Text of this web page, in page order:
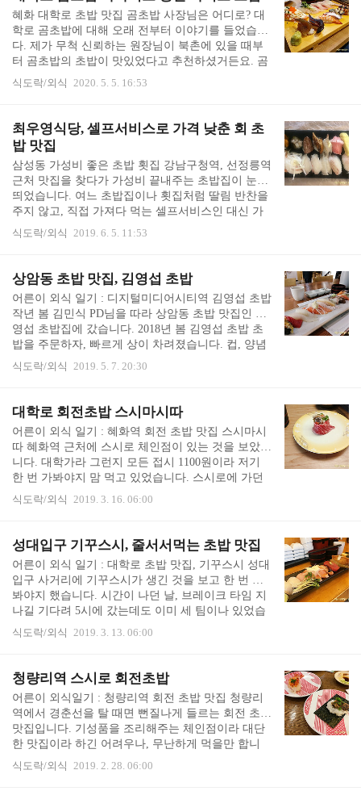
포장을 해 가고 있었습니다. 정말로 많은 손님들이
찾는 초밥 맛집인가 봅니다. 이 때는 잘 찾아왔다는
생각이 들었습니다. 테이블 위에는 접시, 종지, 물컵,
간장, 숟가락, 젓가락, 휴지, 병따개, 물티슈 등이 깔
끔히 놓여져 있었습니다. 자리에 앉자 곧 물병을 가
져다 주셨습니다. 주문 후 빠르게 샐러..
혜화 대학로 초밥 맛집 곰초밥 사장님은 어디로? 대
학로 곰초밥에 대해 오래 전부터 이야기를 들었습니
다. 제가 무척 신뢰하는 원장님이 북촌에 있을 때부
터 곰초밥의 초밥이 맛있었다고 추천하셨거든요. 곰
초밥 위치를 보니 마로니에 공원과 방송대 뒷편이었
습니다. 근처에 갈 일이 없어 언제 한 번 가보려고 벼
곰초밥 자리에 하리보 초밥이 있고 곰초밥은 없었습
니다. 하리보 젤리가 곰돌이 모양 젤리라서 이름을
곰초밥에서 하리보 초밥으로 바꾸신 걸까요? 아무튼
궁금하니 들어가 보았습니다. 자리에 간장, 고추가
루, 락교(또는 초생강?), 종지, 수저 젓가락 등이 놓여
있습니다. 자리에 앉으니 물과 잔을 가져다 줍니다.
초밥을 시키고 기다립니다. 볶음 면을 잘 하는 집인
지 ..
식도락/외식 2020. 5. 5. 16:53
최우영식당, 셀프서비스로 가격 낮춘 회 초
밥 맛집
삼성동 가성비 좋은 초밥 횟집 강남구청역, 선정릉역
근처 맛집을 찾다가 가성비 끝내주는 초밥집이 눈에
띄었습니다. 여느 초밥집이나 횟집처럼 딸림 반찬을
주지 않고, 직접 가져다 먹는 셀프서비스인 대신 가
격이 저렴하고 회와 초밥 상태가 좋다고 합니다. 술
과 음료를 들고 가도 되고, 술 값도 2천원이라 애주가
출소 옆에 있었어요. 3시부터 5시까지 브레이크 타임
이라, 5시 5분 정도 도착했는데 사장님이 밖에서 물
고기를 잡고 계셨습니다. 인원 수에 맞춰 자리를 안
내받고 (전 5시 첫 손님이라 그냥 저 편한 곳에 앉았
어요) 카운터에서 주문 선결제를 하고 번호표를 받은
다음에, 번호표가 울리면 음식을 찾가가라고 합니다.
한 마디로 푸드코트 스타일 입니다. 놀라운 ..
식도락/외식 2019. 6. 5. 11:53
상암동 초밥 맛집, 김영섭 초밥
어른이 외식 일기 : 디지털미디어시티역 김영섭 초밥
작년 봄 김민식 PD님을 따라 상암동 초밥 맛집인 김
영섭 초밥집에 갔습니다. 2018년 봄 김영섭 초밥 초
밥을 주문하자, 빠르게 상이 차려졌습니다. 컵, 양념
과 락교 초생강을 덜어 먹을 앞접시, 젓가락을 주시
고, 속을 달랠 죽과 장국이 나왔습니다. 죽을 다 먹자
서, 초밥이 화려하게 나왔어요. 그런데 초밥 사진 찍
는 것을 깜빡 했습니다. 집에 와서 김영섭 초밥집 포
스팅 하려고 사진 보다가 어찌나 황당했는지.... 분명
PD님과 하하호호 웃으며 이 집 맛있다고 블로그에
글 쓸거라고 하면서 사진 찍었거든요. PD님이 기다
려주시며 편히 사진 찍게 도와주시기도 했고요. 제가
블로그에 포스팅하면 나중에 링크 거신다..
식도락/외식 2019. 5. 7. 20:30
대학로 회전초밥 스시마시따
어른이 외식 일기 : 혜화역 회전 초밥 맛집 스시마시
따 혜화역 근처에 스시로 체인점이 있는 것을 보았습
니다. 대학가라 그런지 모든 접시 1100원이라 저기
한 번 가봐야지 맘 먹고 있었습니다. 스시로에 가던
길에 보니, 스시마시따라는 회전초밥집도 보였습니
다. 스시로와 경쟁이 붙어서인지, 모든 접시 1,250원
는 종로와 청량리 지점을 자주 가 봤으니, 체인이 아
닌 스시마시따에 한 번 가보았습니다. 자리에 앉으면
물과 장국을 가져다 줍니다. 이후는 장국 셀프입니
다. 앞에 메뉴판이 붙어 있어요. 원하는 초밥 종류와
개수를 말하면 만들어 주신다고 합니다. 다만 스시로
처럼 패널 주문이 아니라, 소리쳐서 말씀드리는 방식
입니다. "저 타코 와사비 1개 만들어 주세요!"..
식도락/외식 2019. 3. 16. 06:00
성대입구 기꾸스시, 줄서서먹는 초밥 맛집
어른이 외식 일기 : 대학로 초밥 맛집, 기꾸스시 성대
입구 사거리에 기꾸스시가 생긴 것을 보고 한 번 가
봐야지 했습니다. 시간이 나던 날, 브레이크 타임 지
나길 기다려 5시에 갔는데도 이미 세 팀이나 있었습
니다. 주문하고 잠시 있으려니 금세 카운터석이 꽉
찼습니다. (카운터석 밖에 없는 초밥집입니다) 조금
안 된 자그마한 초밥집인데 벌써 맛집으로 소문이 나
서 5시 조금만 넘으면 줄서기 시작하나 봅니다. 기꾸
스시는 성대입구 사거리 다이소, KT 근처에 있습니
다. 자그마한 집이에요. 초밥 맛집들이 그렇듯 3시- 5
시 브레이크 타임이고, 월요일은 휴무라고 합니다.
대학로 기꾸스시 메뉴 가격 벽에 나무 메뉴판이 붙어
있습니다. 초밥, 회, 술을 팔고 있고, 초밥..
식도락/외식 2019. 3. 13. 06:00
청량리역 스시로 회전초밥
어른이 외식일기 : 청량리역 회전 초밥 맛집 청량리
역에서 경춘선을 탈 때면 뻔질나게 들르는 회전 초밥
맛집입니다. 기성품을 조리해주는 체인점이라 대단
한 맛집이라 하긴 어려우나, 무난하게 먹을만 합니
다. 청량리역 롯데백화점 지하에도 회전초밥 집이 있
는데 가성비는 스시로쪽이 낫습니다. 스시로는 체인
식도락/외식 2019. 2. 28. 06:00